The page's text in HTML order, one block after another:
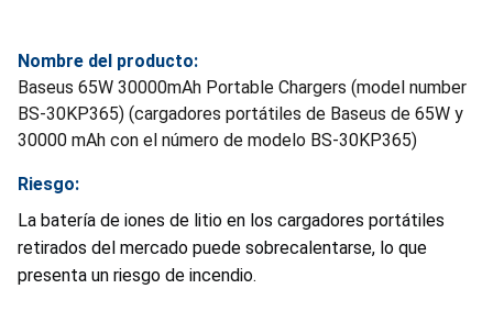
Nombre del producto:
Baseus 65W 30000mAh Portable Chargers (model number
BS-30KP365) (cargadores portátiles de Baseus de 65W y
30000 mAh con el número de modelo BS-30KP365)
Riesgo:
La batería de iones de litio en los cargadores portátiles
retirados del mercado puede sobrecalentarse, lo que
presenta un riesgo de incendio.